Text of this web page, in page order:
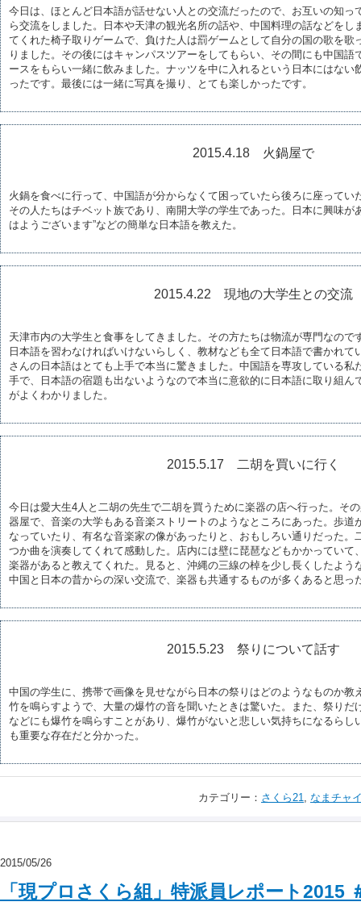
今日は、ほとんど日本語が話せない人との交流だったので、お互いの知っ
ら交流をしました。日本や天津の観光名所の話や、中国料理の話などをし
てくれた椅子取りゲームで、負けた人は罰ゲームとして自分の国の歌を歌
りました。その後にはキャンパスツアーをしてもらい、その間にも中国語
ースをもらい一緒に飲みました。ナッツを中に入れるという日本にはない
ったです。最後には一緒に写真を撮り、とても楽しかったです。
2015.4.18 火鍋屋で
火鍋を食べに行って、中国語が分からなくて困っていたら後ろに座ってい
その人たちはチベット族であり、南開大学の学生であった。日本に興味が
はようございます”などの簡単な日本語を教えた。
2015.4.22 現地の大学生との交流
天津市内の大学生と食事をしてきました。その方たちは物流が専門なので
日本語を習わなければいけないらしく、教材なども全て日本語で書かれて
さんの日本語はとても上手で本当に驚きました。中国語を専攻している私
手で、日本語の宿題も出ないようなので本当に意欲的に日本語に取り組ん
がよくわかりました。
2015.5.17 二胡を買いに行く
今日は愛大生4人と二胡の先生で二胡を買うために楽器の店へ行った。そ
器屋で、音楽の大学もある音楽ストリートのようなところにあった。歩道
なっていたり、有名な音楽家の像があったりと、おもしろい通りだった。
つか曲を演奏してくれて感動した。店内には壁に琵琶などもかかっていて
楽器があると教えてくれた。見ると、沖縄の三線の棹を少し長くしたよう
中国と日本の昔からの深い交流で、楽器も共通するものが多くあると思っ
2015.5.23 祭りについて話す
中国の学生に、携帯で画像を見せながら日本の祭りはどのようなものか教
竹を鳴らすようで、大量の爆竹の音を聞いたときは驚いた。また、祭りだ
などにも爆竹を鳴らすことがあり、爆竹がないと悲しい気持ちになるらし
も重要な存在だと分かった。
カテゴリー： さくら21, なまチャ
2015/05/26
「現プロさくら組」特派員レポート2015